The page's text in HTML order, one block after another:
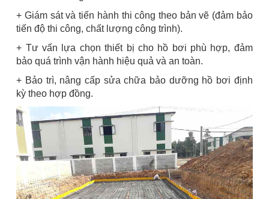
+ Giám sát và tiến hành thi công theo bản vẽ (đảm bảo
tiến độ thi công, chất lượng công trình).
+ Tư vấn lựa chọn thiết bị cho hồ bơi phù hợp, đảm
bảo quá trình vận hành hiệu quả và an toàn.
+ Bảo trì, nâng cấp sửa chữa bảo dưỡng hồ bơi định
kỳ theo hợp đồng.